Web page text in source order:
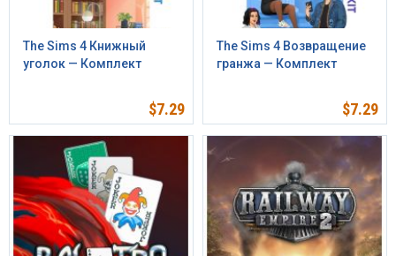
The Sims 4 Книжный
уголок — Комплект
$7.29
The Sims 4 Возвращение
гранжа — Комплект
$7.29